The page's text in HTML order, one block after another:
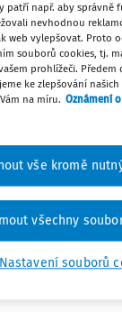
profese a
se zaměříme na
se chystá
svalová zátěž
,Mgr. et Mgr.
patří např. aby správně
nevhodnou
web vylepšovat. Proto
souborů cookies, tj.
prohlížeči. Předem
ke zlepšování
na míru. Oznámení
Nastavení souborů
vše kromě
všechny